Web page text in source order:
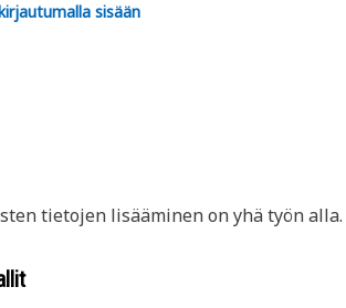
sisään
tietojen lisääminen on yhä työn alla.